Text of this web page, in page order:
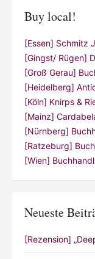
Buy local!
[Essen] Schmitz
[Gingst/ Rügen]
[Groß Gerau]
[Heidelberg]
[Köln] Knirps &
[Mainz]
[Nürnberg]
[Ratzeburg]
[Wien]
Neueste
[Rezension]